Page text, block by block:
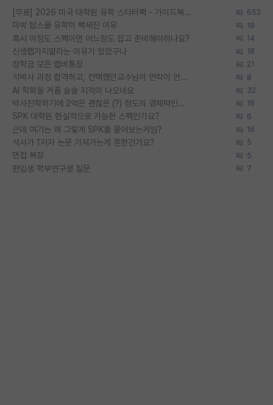
[무료] 2026 미국 대학원 유학 스타터팩 - 가이드북 & 합격자 컨택메일 템플릿 652
미박 탑스쿨 유학이 빡세진 이유 19
혹시 이정도 스펙이면 어느정도 잡고 준비해야하나요? 14
신생랩가지말라는 이유가 있었구나 18
장학금 모은 랩비통장 21
석박사 과정 합격하고, 컨택했던교수님이 연락이 안됩니다... 8
AI 학회들 거품 슬슬 지적이 나오네요 32
박사진학하기에 2억은 괜찮은 (?) 정도의 경제력인가요 16
SPK 대학원 현실적으로 가능한 스펙인가요? 6
근데 여기는 왜 그렇게 SPK를 물어보는거임? 16
석사가 1저자 논문 가져가는게 흔한건가요? 5
면접 복장 5
편입생 학부연구생 질문 7